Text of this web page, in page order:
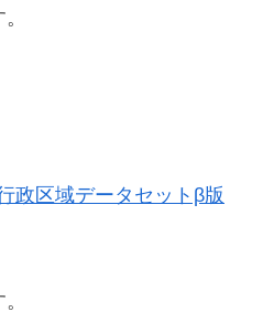
政区域データセットβ版